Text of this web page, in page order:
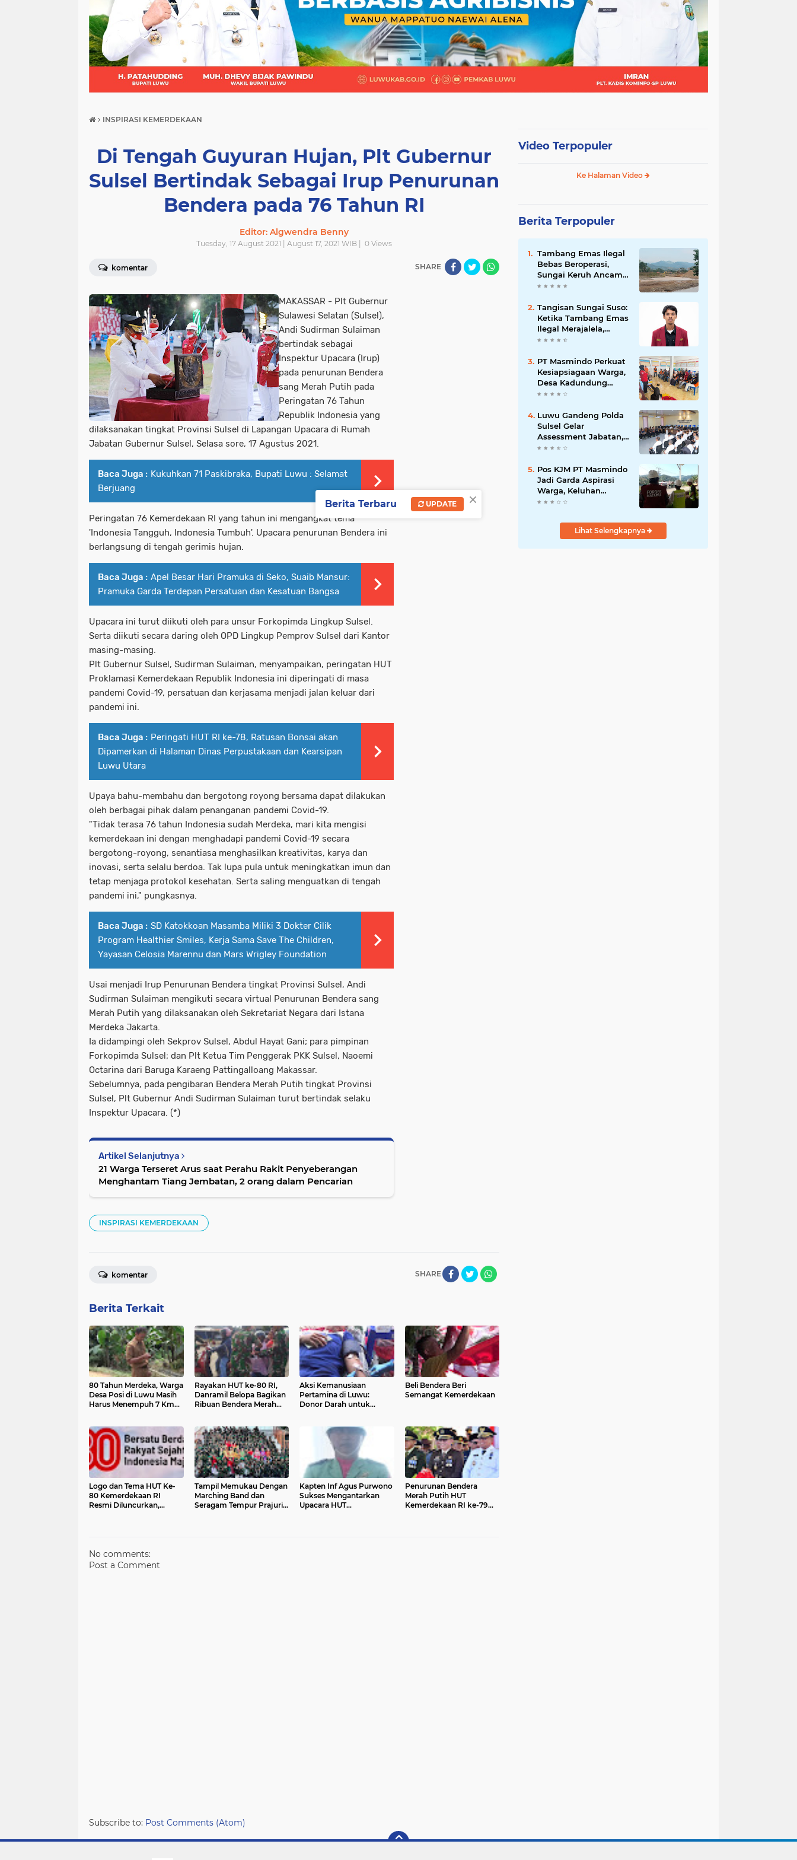
(21) (9) (7)
› INSPIRASI KEMERDEKAAN
Di Tengah Guyuran Hujan, Plt Gubernur
Sulsel Bertindak Sebagai Irup Penurunan
Bendera pada 76 Tahun RI
Editor: Algwendra Benny
Tuesday, 17 August 2021 | August 17, 2021 WIB | 0 Views
komentar SHARE
MAKASSAR - Plt Gubernur
Sulawesi Selatan (Sulsel),
Andi Sudirman Sulaiman
bertindak sebagai
Inspektur Upacara (Irup)
pada penurunan Bendera
sang Merah Putih pada
Peringatan 76 Tahun
Republik Indonesia yang
dilaksanakan tingkat Provinsi Sulsel di Lapangan Upacara di Rumah
Jabatan Gubernur Sulsel, Selasa sore, 17 Agustus 2021.
Baca Juga : Kukuhkan 71 Paskibraka, Bupati Luwu : Selamat
Berjuang
Peringatan 76 Kemerdekaan RI yang tahun ini mengangkat tema
'Indonesia Tangguh, Indonesia Tumbuh'. Upacara penurunan Bendera ini
berlangsung di tengah gerimis hujan.
Baca Juga : Apel Besar Hari Pramuka di Seko, Suaib Mansur:
Pramuka Garda Terdepan Persatuan dan Kesatuan Bangsa
Upacara ini turut diikuti oleh para unsur Forkopimda Lingkup Sulsel.
Serta diikuti secara daring oleh OPD Lingkup Pemprov Sulsel dari Kantor
masing-masing.
Plt Gubernur Sulsel, Sudirman Sulaiman, menyampaikan, peringatan HUT
Proklamasi Kemerdekaan Republik Indonesia ini diperingati di masa
pandemi Covid-19, persatuan dan kerjasama menjadi jalan keluar dari
pandemi ini.
Baca Juga : Peringati HUT RI ke-78, Ratusan Bonsai akan
Dipamerkan di Halaman Dinas Perpustakaan dan Kearsipan
Luwu Utara
Upaya bahu-membahu dan bergotong royong bersama dapat dilakukan
oleh berbagai pihak dalam penanganan pandemi Covid-19.
"Tidak terasa 76 tahun Indonesia sudah Merdeka, mari kita mengisi
kemerdekaan ini dengan menghadapi pandemi Covid-19 secara
bergotong-royong, senantiasa menghasilkan kreativitas, karya dan
inovasi, serta selalu berdoa. Tak lupa pula untuk meningkatkan imun dan
tetap menjaga protokol kesehatan. Serta saling menguatkan di tengah
pandemi ini," pungkasnya.
Baca Juga : SD Katokkoan Masamba Miliki 3 Dokter Cilik
Program Healthier Smiles, Kerja Sama Save The Children,
Yayasan Celosia Marennu dan Mars Wrigley Foundation
Usai menjadi Irup Penurunan Bendera tingkat Provinsi Sulsel, Andi
Sudirman Sulaiman mengikuti secara virtual Penurunan Bendera sang
Merah Putih yang dilaksanakan oleh Sekretariat Negara dari Istana
Merdeka Jakarta.
Ia didampingi oleh Sekprov Sulsel, Abdul Hayat Gani; para pimpinan
Forkopimda Sulsel; dan Plt Ketua Tim Penggerak PKK Sulsel, Naoemi
Octarina dari Baruga Karaeng Pattingalloang Makassar.
Sebelumnya, pada pengibaran Bendera Merah Putih tingkat Provinsi
Sulsel, Plt Gubernur Andi Sudirman Sulaiman turut bertindak selaku
Inspektur Upacara. (*)
Artikel Selanjutnya
21 Warga Terseret Arus saat Perahu Rakit Penyeberangan
Menghantam Tiang Jembatan, 2 orang dalam Pencarian
INSPIRASI KEMERDEKAAN
SHARE
komentar
Berita Terkait
80 Tahun Merdeka, Warga
Desa Posi di Luwu Masih
Harus Menempuh 7 Km
Rayakan HUT ke-80 RI,
Danramil Belopa Bagikan
Ribuan Bendera Merah
Aksi Kemanusiaan
Pertamina di Luwu:
Donor Darah untuk
Beli Bendera Beri
Semangat Kemerdekaan
Logo dan Tema HUT Ke-
80 Kemerdekaan RI
Resmi Diluncurkan,
Tampil Memukau Dengan
Marching Band dan
Seragam Tempur Prajurit
Kapten Inf Agus Purwono
Sukses Mengantarkan
Upacara HUT
Penurunan Bendera
Merah Putih HUT
Kemerdekaan RI ke-79
No comments:
Post a Comment
Subscribe to: Post Comments (Atom)
Video Terpopuler
Ke Halaman Video
Berita Terpopuler
Tambang Emas Ilegal
Bebas Beroperasi,
Sungai Keruh Ancam
Sawah dan Air Bersih
Tangisan Sungai Suso:
Ketika Tambang Emas
Ilegal Merajalela,
Negara Seolah
PT Masmindo Perkuat
Kesiapsiagaan Warga,
Desa Kadundung
Resmi Menjadi Desa
Luwu Gandeng Polda
Sulsel Gelar
Assessment Jabatan,
Perkuat Penempatan
Kompetensi
Pos KJM PT Masmindo
Jadi Garda Aspirasi
Warga, Keluhan
Ditangani Maksimal
Lihat Selengkapnya
×
Berita Terbaru UPDATE